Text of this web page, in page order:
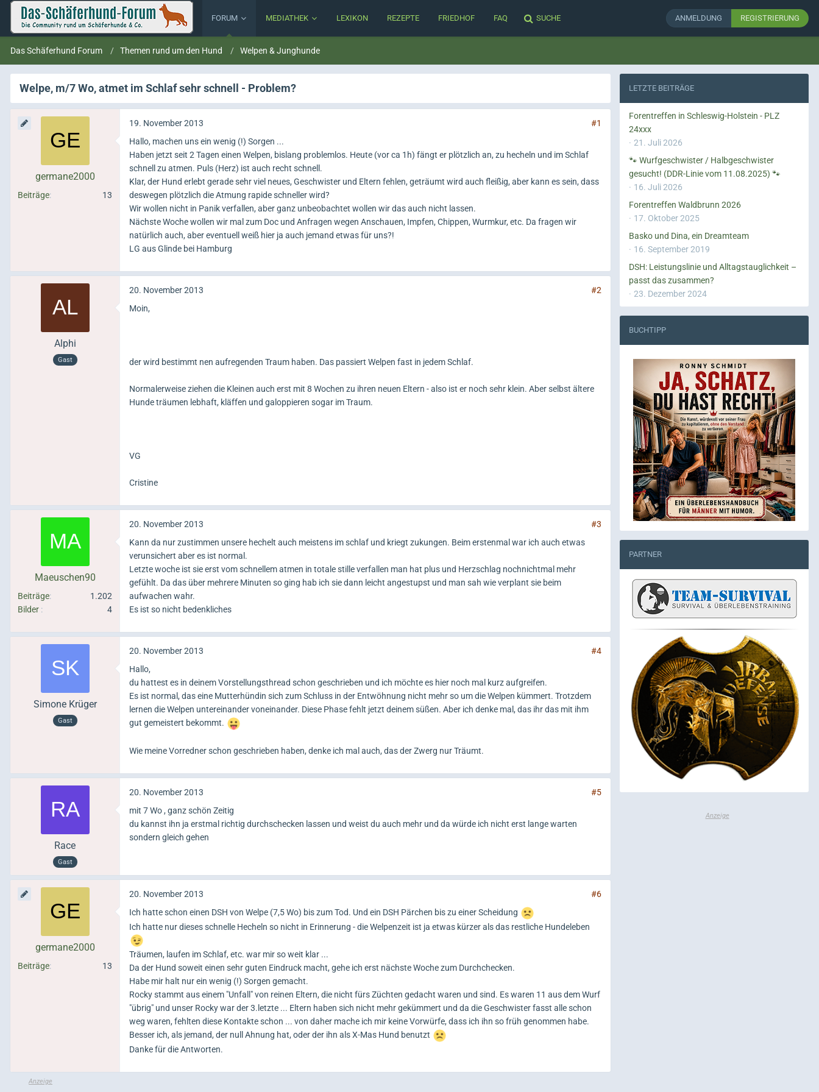
FORUM MEDIATHEK LEXIKON REZEPTE FRIEDHOF FAQ SUCHE ANMELDUNG REGISTRIERUNG
Das Schäferhund Forum Themen rund um den Hund Welpen & Junghunde
Welpe, m/7 Wo, atmet im Schlaf sehr schnell - Problem?
germane2000
Beiträge 13
19. November 2013
#1
Hallo, machen uns ein wenig (!) Sorgen ...
Haben jetzt seit 2 Tagen einen Welpen, bislang problemlos. Heute (vor ca 1h) fängt er plötzlich an, zu hecheln und im Schlaf
schnell zu atmen. Puls (Herz) ist auch recht schnell.
Klar, der Hund erlebt gerade sehr viel neues, Geschwister und Eltern fehlen, geträumt wird auch fleißig, aber kann es sein, dass
deswegen plötzlich die Atmung rapide schneller wird?
Wir wollen nicht in Panik verfallen, aber ganz unbeobachtet wollen wir das auch nicht lassen.
Nächste Woche wollen wir mal zum Doc und Anfragen wegen Anschauen, Impfen, Chippen, Wurmkur, etc. Da fragen wir
natürlich auch, aber eventuell weiß hier ja auch jemand etwas für uns?!
LG aus Glinde bei Hamburg
Alphi
Gast
20. November 2013
#2
Moin,
der wird bestimmt nen aufregenden Traum haben. Das passiert Welpen fast in jedem Schlaf.
Normalerweise ziehen die Kleinen auch erst mit 8 Wochen zu ihren neuen Eltern - also ist er noch sehr klein. Aber selbst ältere
Hunde träumen lebhaft, kläffen und galoppieren sogar im Traum.
VG
Cristine
Maeuschen90
Beiträge
1.202
Bilder
4
20. November 2013
#3
Kann da nur zustimmen unsere hechelt auch meistens im schlaf und kriegt zukungen. Beim erstenmal war ich auch etwas
verunsichert aber es ist normal.
Letzte woche ist sie erst vom schnellem atmen in totale stille verfallen man hat plus und Herzschlag nochnichtmal mehr
gefühlt. Da das über mehrere Minuten so ging hab ich sie dann leicht angestupst und man sah wie verplant sie beim
aufwachen wahr.
Es ist so nicht bedenkliches
Simone Krüger
Gast
20. November 2013
#4
Hallo,
du hattest es in deinem Vorstellungsthread schon geschrieben und ich möchte es hier noch mal kurz aufgreifen.
Es ist normal, das eine Mutterhündin sich zum Schluss in der Entwöhnung nicht mehr so um die Welpen kümmert. Trotzdem
lernen die Welpen untereinander voneinander. Diese Phase fehlt jetzt deinem süßen. Aber ich denke mal, das ihr das mit ihm
gut gemeistert bekommt.
Wie meine Vorredner schon geschrieben haben, denke ich mal auch, das der Zwerg nur Träumt.
Race
Gast
20. November 2013
#5
mit 7 Wo , ganz schön Zeitig
du kannst ihn ja erstmal richtig durchschecken lassen und weist du auch mehr und da würde ich nicht erst lange warten
sondern gleich gehen
germane2000
Beiträge 13
20. November 2013
#6
Ich hatte schon einen DSH von Welpe (7,5 Wo) bis zum Tod. Und ein DSH Pärchen bis zu einer Scheidung
Ich hatte nur dieses schnelle Hecheln so nicht in Erinnerung - die Welpenzeit ist ja etwas kürzer als das restliche Hundeleben
Träumen, laufen im Schlaf, etc. war mir so weit klar ...
Da der Hund soweit einen sehr guten Eindruck macht, gehe ich erst nächste Woche zum Durchchecken.
Habe mir halt nur ein wenig (!) Sorgen gemacht.
Rocky stammt aus einem "Unfall" von reinen Eltern, die nicht fürs Züchten gedacht waren und sind. Es waren 11 aus dem Wurf
"übrig" und unser Rocky war der 3.letzte ... Eltern haben sich nicht mehr gekümmert und da die Geschwister fasst alle schon
weg waren, fehlten diese Kontakte schon ... von daher mache ich mir keine Vorwürfe, dass ich ihn so früh genommen habe.
Besser ich, als jemand, der null Ahnung hat, oder der ihn als X-Mas Hund benutzt
Danke für die Antworten.
LETZTE BEITRÄGE
Forentreffen in Schleswig-Holstein - PLZ
24xxx
21. Juli 2026
🐾 Wurfgeschwister / Halbgeschwister
gesucht! (DDR-Linie vom 11.08.2025) 🐾
16. Juli 2026
Forentreffen Waldbrunn 2026
17. Oktober 2025
Basko und Dina, ein Dreamteam
16. September 2019
DSH: Leistungslinie und Alltagstauglichkeit –
passt das zusammen?
23. Dezember 2024
BUCHTIPP
PARTNER